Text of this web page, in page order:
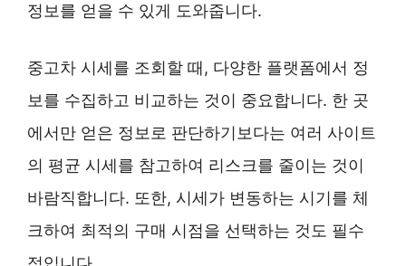
정보를 얻을 수 있게 도와줍니다.
중고차 시세를 조회할 때, 다양한 플랫폼에서 정
보를 수집하고 비교하는 것이 중요합니다. 한 곳
에서만 얻은 정보로 판단하기보다는 여러 사이트
의 평균 시세를 참고하여 리스크를 줄이는 것이
바람직합니다. 또한, 시세가 변동하는 시기를 체
크하여 최적의 구매 시점을 선택하는 것도 필수